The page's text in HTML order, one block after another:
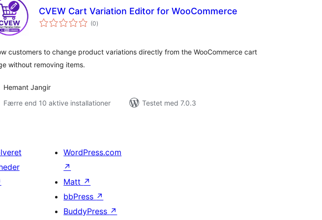
CVEW Cart Variation Editor for WooCommerce
(0totale
bedømmelser
)
customers to change product variations directly from the WooCommerce cart
without removing items.
Hemant Jangir
Færre end 10 aktive installationer
Testet med 7.0.3
WordPress.com
↗
Matt ↗
bbPress ↗
BuddyPress ↗